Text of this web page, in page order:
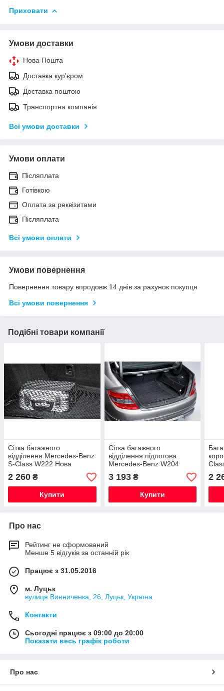
Приховати
Умови доставки
Нова Пошта
Доставка кур'єром
Доставка поштою
Транспортна компанія
Всі умови доставки
Умови оплати
Післяплата
Готівкою
Оплата за реквізитами
Післяплата
Всі умови оплати
Умови повернення
Повернення товару впродовж 14 днів за рахунок покупця
Всі умови повернення
Подібні товари компанії
Сітка багажного
відділення Mercedes-Benz
S-Class W222 Нова
Оригінальна
2 260 ₴
Купити
Сітка багажного
відділення підлогова
Mercedes-Benz W204
W207 Нова Оригінальна
3 193₴
Купити
2
Про нас
Рейтинг не сформований
Менше 5 відгуків за останній рік
Працює з 31.05.2016
м. Луцьк
вулиця Винниченка, 26, Луцьк, Україна
Контакти
Сьогодні працює з 09:00 до 20:00
Показати весь графік роботи
Про нас